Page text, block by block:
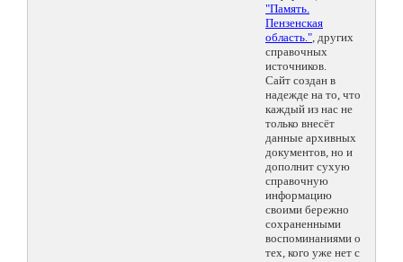
"Память.
Пензенская
область.", других
справочных
источников.
Сайт создан в
надежде на то, что
каждый из нас не
только внесёт
данные архивных
документов, но и
дополнит сухую
справочную
информацию
своими бережно
сохраненными
воспоминаниями о
тех, кого уже нет с